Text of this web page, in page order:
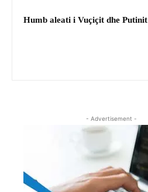
Humb aleati i Vuçiçit dhe Putinit
- Advertisement -